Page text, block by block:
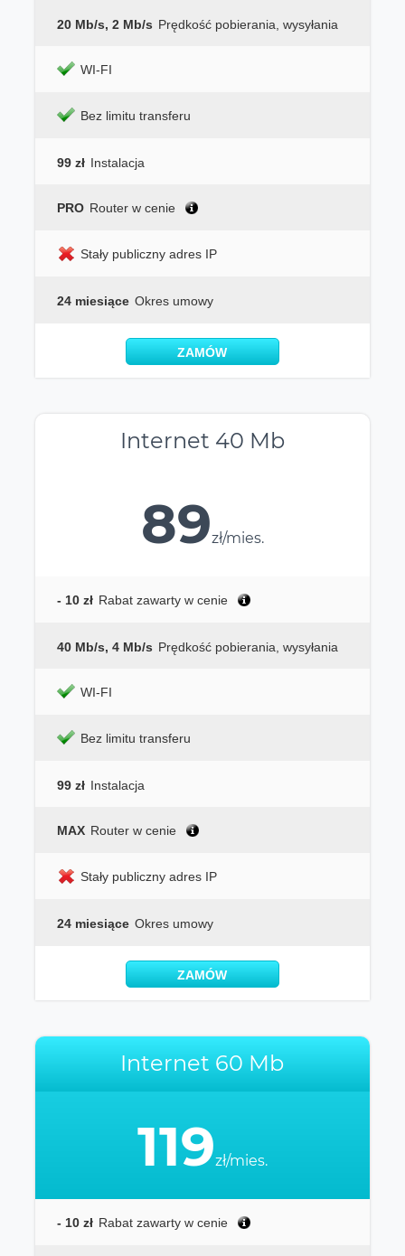
20 Mb/s, 2 Mb/s Prędkość pobierania, wysyłania
WI-FI
Bez limitu transferu
99 zł Instalacja
PRO Router w cenie
Stały publiczny adres IP
24 miesiące Okres umowy
ZAMÓW
Internet 40 Mb
89zł/mies.
- 10 zł Rabat zawarty w cenie
40 Mb/s, 4 Mb/s Prędkość pobierania, wysyłania
WI-FI
Bez limitu transferu
99 zł Instalacja
MAX Router w cenie
Stały publiczny adres IP
24 miesiące Okres umowy
ZAMÓW
Internet 60 Mb
119zł/mies.
- 10 zł Rabat zawarty w cenie